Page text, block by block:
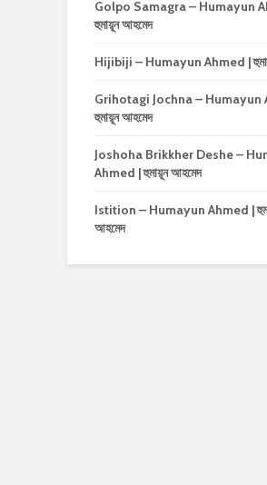
Golpo Samagra – Humayun
হুমায়ূন আহমেদ
Hijibiji – Humayun Ahmed |
Grihotagi Jochna – Humayun
হুমায়ূন আহমেদ
Joshoha Brikkher Deshe –
Ahmed | হুমায়ূন আহমেদ
Istition – Humayun Ahmed |
আহমেদ